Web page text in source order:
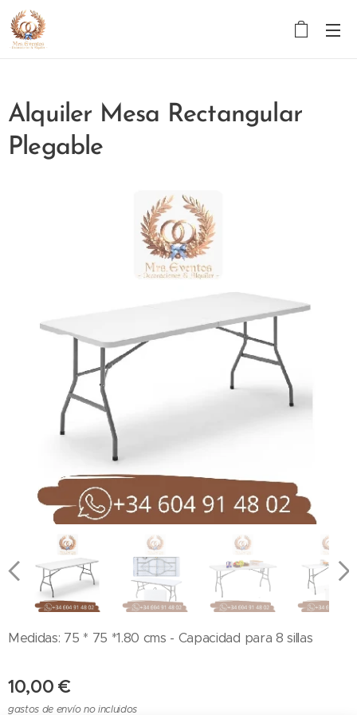
Alquiler Mesa Rectangular
Plegable
Medidas: 75 * 75 *1.80 cms - Capacidad para 8 sillas
10,00 €
gastos de envío no incluidos